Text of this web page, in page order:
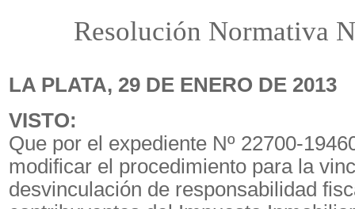
Resolución Normativa
LA PLATA, 29 DE ENERO DE 2013
VISTO:
Que por el expediente Nº 22700-
modificar el procedimiento para la
desvinculación de responsabilidad